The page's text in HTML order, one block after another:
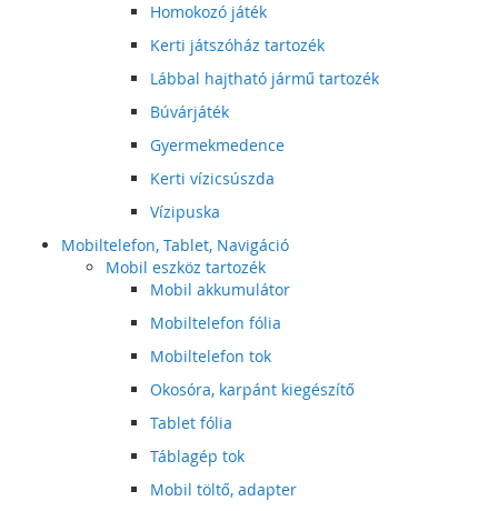
Homokozó játék
Kerti játszóház tartozék
Lábbal hajtható jármű tartozék
Búvárjáték
Gyermekmedence
Kerti vízicsúszda
Vízipuska
Mobiltelefon, Tablet, Navigáció
Mobil eszköz tartozék
Mobil akkumulátor
Mobiltelefon fólia
Mobiltelefon tok
Okosóra, karpánt kiegészítő
Tablet fólia
Táblagép tok
Mobil töltő, adapter